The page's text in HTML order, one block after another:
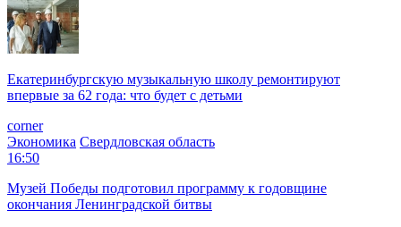
Екатеринбургскую музыкальную школу ремонтируют
впервые за 62 года: что будет с детьми
corner
Экономика Свердловская область
16:50
Музей Победы подготовил программу к годовщине
окончания Ленинградской битвы